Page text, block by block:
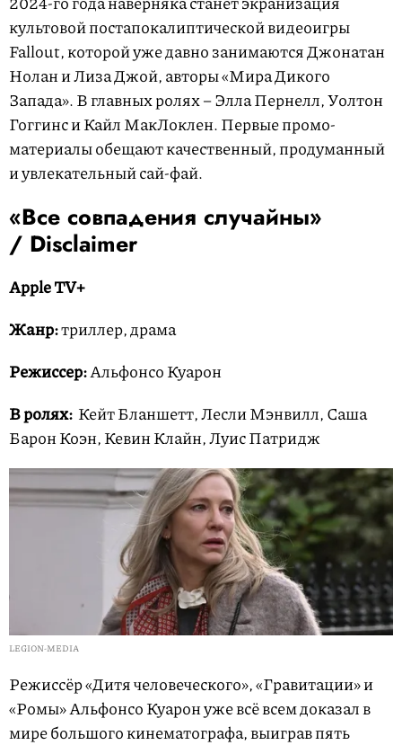
культовой постапокалиптической видеоигры
Fallout, которой уже давно занимаются Джонатан
Нолан и Лиза Джой, авторы «Мира Дикого
Запада». В главных ролях – Элла Пернелл, Уолтон
Гоггинс и Кайл МакЛоклен. Первые промо-
материалы обещают качественный, продуманный
и увлекательный сай-фай.
«Все совпадения случайны»
/ Disclaimer
Apple TV+
Жанр:триллер, драма
Режиссер:Альфонсо Куарон
В ролях: Кейт Бланшетт, Лесли Мэнвилл, Саша
Барон Коэн, Кевин Клайн, Луис Патридж
LEGION-MEDIA
Режиссёр «Дитя человеческого», «Гравитации» и
«Ромы» Альфонсо Куарон уже всё всем доказал в
мире большого кинематографа, выиграв пять